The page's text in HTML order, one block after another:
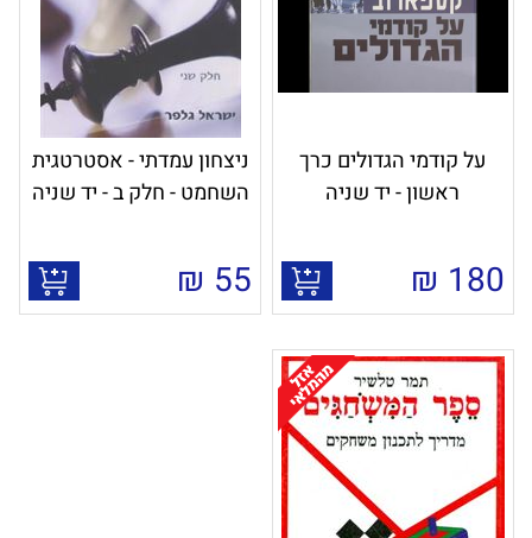
על קודמי הגדולים כרך
ראשון - יד שניה
180
₪
ניצחון עמדתי - אסטרטגית
השחמט - חלק ב - יד שניה
55
₪